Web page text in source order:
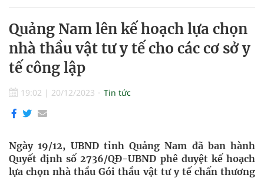
Quảng Nam lên kế hoạch lựa chọn
nhà thầu vật tư y tế cho các cơ sở y
tế công lập
19:02 | 20/12/2023 Tin tức
Ngày 19/12, UBND tỉnh Quảng Nam đã ban hành
Quyết định số 2736/QĐ-UBND phê duyệt kế hoạch
lựa chọn nhà thầu Gói thầu vật tư y tế chấn thương